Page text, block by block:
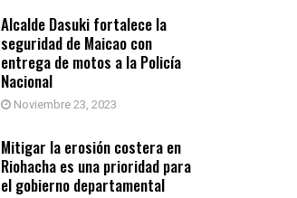
Alcalde Dasuki fortalece la
seguridad de Maicao con
entrega de motos a la Policía
Nacional
Noviembre 23, 2023
Mitigar la erosión costera en
Riohacha es una prioridad para
el gobierno departamental